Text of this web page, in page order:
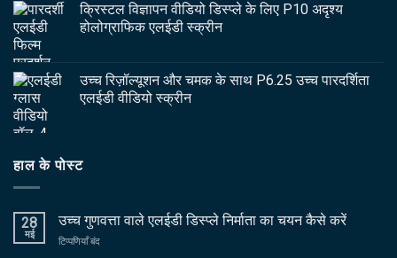
क्रिस्टल विज्ञापन वीडियो डिस्प्ले के लिए P10 अदृश्य
होलोग्राफिक एलईडी स्क्रीन
उच्च रिज़ॉल्यूशन और चमक के साथ P6.25 उच्च पारदर्शिता
एलईडी वीडियो स्क्रीन
हाल के पोस्ट
28
मई
उच्च गुणवत्ता वाले एलईडी डिस्प्ले निर्माता का चयन कैसे करें
टिप्पणियाँ बंदपर